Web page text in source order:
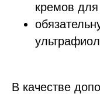
кремов для
В качестве